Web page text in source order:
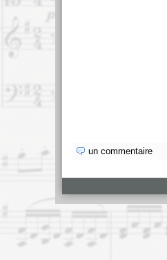
un commentaire